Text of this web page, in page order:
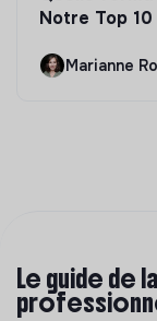
Notre Top 10
Marianne
Le guide de